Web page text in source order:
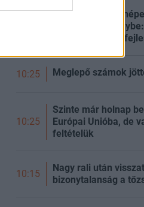
A világ egyik
beszállt a
félelmetes saját
10:25 Meglepő számok
10:25
Szinte már holnap
Európai Unióba, de
feltételük
10:15
Nagy rali után
bizonytalanság a